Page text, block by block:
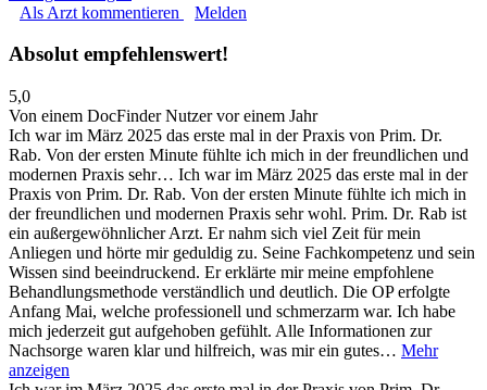
Als Arzt kommentieren
Melden
Absolut empfehlenswert!
5,0
Von einem DocFinder Nutzervor einem Jahr
Ich war im März 2025 das erste mal in der Praxis von Prim. Dr.
Rab. Von der ersten Minute fühlte ich mich in der freundlichen und
modernen Praxis sehr… Ich war im März 2025 das erste mal in der
Praxis von Prim. Dr. Rab. Von der ersten Minute fühlte ich mich in
der freundlichen und modernen Praxis sehr wohl. Prim. Dr. Rab ist
ein außergewöhnlicher Arzt. Er nahm sich viel Zeit für mein
Anliegen und hörte mir geduldig zu. Seine Fachkompetenz und sein
Wissen sind beeindruckend. Er erklärte mir meine empfohlene
Behandlungsmethode verständlich und deutlich. Die OP erfolgte
Anfang Mai, welche professionell und schmerzarm war. Ich habe
mich jederzeit gut aufgehoben gefühlt. Alle Informationen zur
Nachsorge waren klar und hilfreich, was mir ein gutes… Mehr
anzeigen